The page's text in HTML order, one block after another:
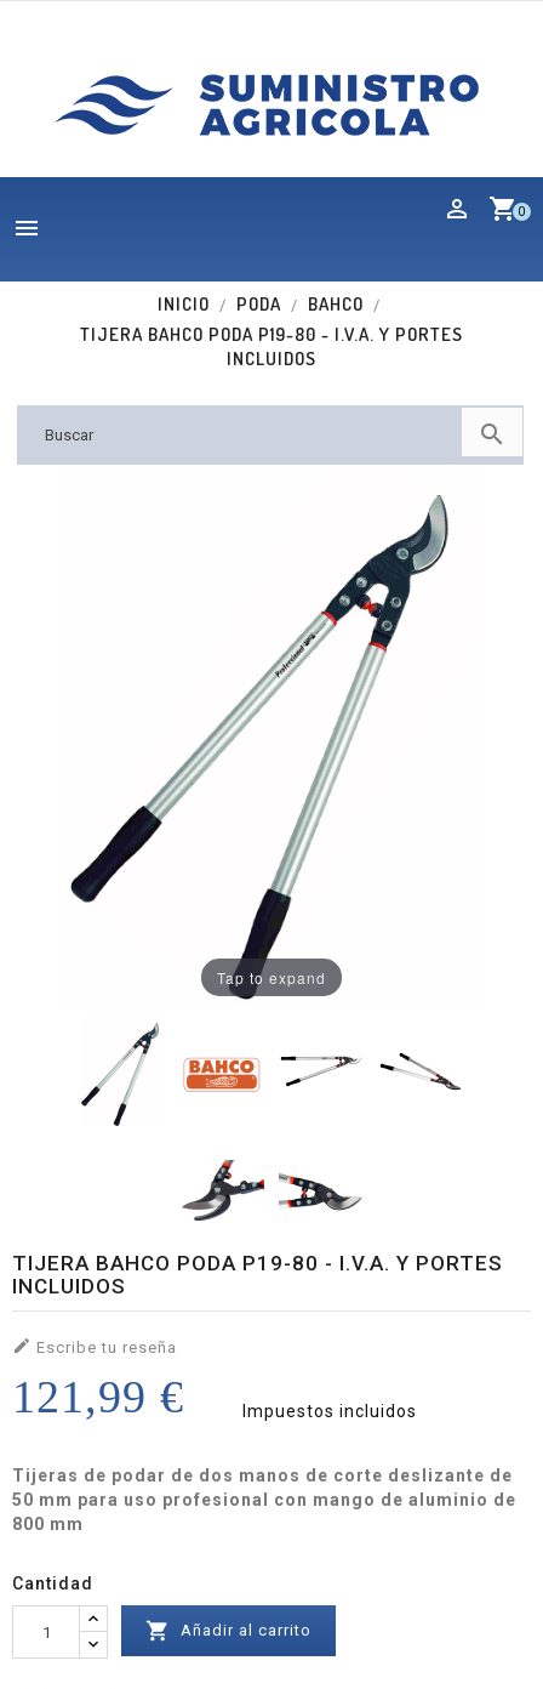
shopping_cart0

INICIO PODA
BAHCO
TIJERA BAHCO PODA P19-80 - I.V.A. Y PORTES
INCLUIDOS

Tap to expand
TIJERA BAHCO PODA P19-80 - I.V.A. Y PORTES
INCLUIDOS
 Escribe tu reseña
121,99 € Impuestos incluidos
Tijeras de podar de dos manos de corte deslizante de
50 mm para uso profesional con mango de aluminio de
800 mm
Cantidad
 Añadir al carrito